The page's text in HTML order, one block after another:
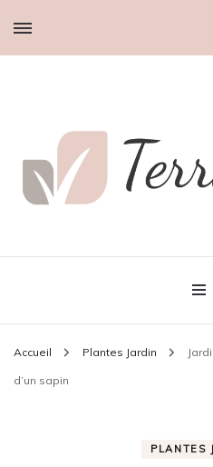
Terra Terra
Accueil Plantes Jardin
d’un sapin
PLANTES